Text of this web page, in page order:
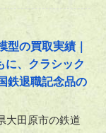
型の買取実績｜
に、クラシック
鉄退職記念品の
大田原市の鉄道